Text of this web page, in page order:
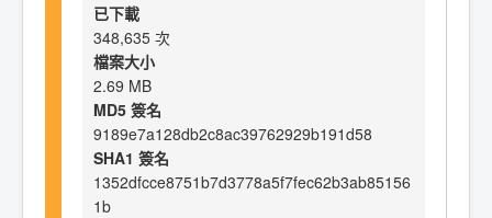
已下載
348,635 次
檔案大小
2.69 MB
MD5 簽名
9189e7a128db2c8ac39762929b191d58
SHA1 簽名
1352dfcce8751b7d3778a5f7fec62b3ab85156
1b